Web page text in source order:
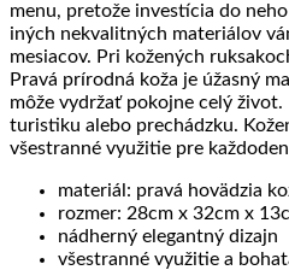
menu, pretože investícia do
iných nekvalitných materiálov
mesiacov. Pri kožených
Pravá prírodná koža je úžasný
môže vydržať pokojne celý život.
turistiku alebo prechádzku.
všestranné využitie pre
materiál: pravá hovädzia
rozmer: 28cm x 32cm x
nádherný elegantný dizajn
všestranné využitie a